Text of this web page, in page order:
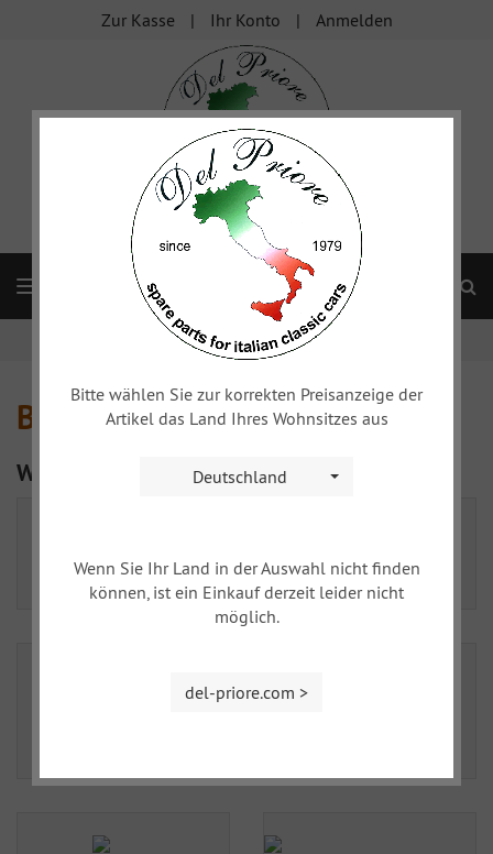
Zur Kasse Ihr Konto Anmelden
Bremsanlage
Bremsanlage
Weitere Kategorien
Vorne 2-Backenbremse Vorne 3-Backen
Bitte wählen Sie zur korrekten Preisanzeige der
Artikel das Land Ihres Wohnsitzes aus
Deutschland
Wenn Sie Ihr Land in der Auswahl nicht finden
können, ist ein Einkauf derzeit leider nicht
möglich.
del-priore.com >